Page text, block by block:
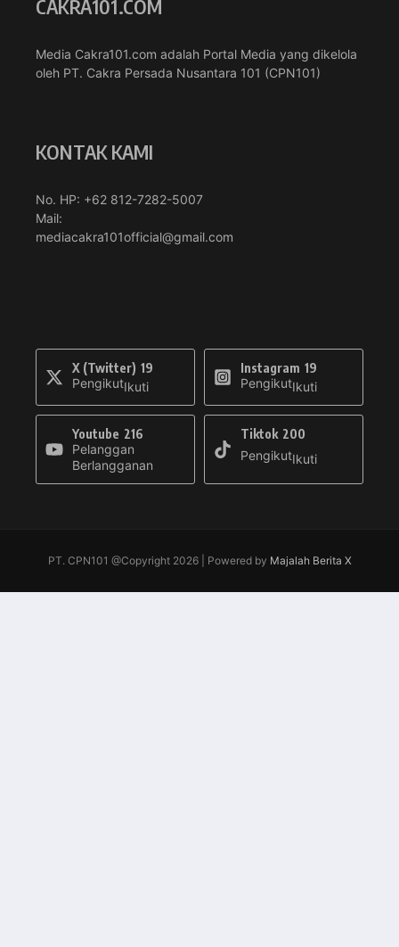
CAKRA101.COM
Media Cakra101.com adalah Portal Media yang dikelola
oleh PT. Cakra Persada Nusantara 101 (CPN101)
KONTAK KAMI
No. HP: +62 812-7282-5007
Mail:
mediacakra101official@gmail.com
X (Twitter) 19
PengikutIkuti
Instagram 19
PengikutIkuti
Youtube 216
Pelanggan
Berlangganan
Tiktok 200
PengikutIkuti
PT. CPN101 @Copyright 2026 | Powered by Majalah Berita X